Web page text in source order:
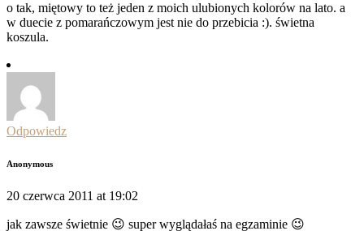
o tak, miętowy to też jeden z moich ulubionych kolorów na lato. a
w duecie z pomarańczowym jest nie do przebicia :). świetna
koszula.
Odpowiedz
Anonymous
20 czerwca 2011 at 19:02
jak zawsze świetnie 😉 super wyglądałaś na egzaminie 😉